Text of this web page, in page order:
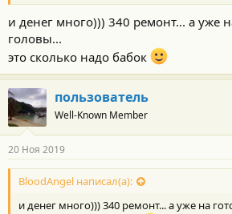
и денег много))) 340 ремонт... а уже
головы...
это сколько надо бабок
пользователь
Well-Known Member
20 Ноя 2019
BloodAngel написал(а):
и денег много))) 340 ремонт... а уже на